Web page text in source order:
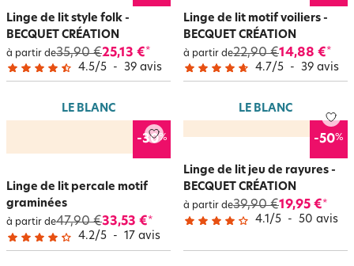
Linge de lit style folk -
BECQUET CRÉATION
à partir de35,90 €25,13 €*
4.5/5 - 39 avis
Linge de lit motif voiliers -
BECQUET CRÉATION
à partir de22,90 €14,88 €*
4.7/5 - 39 avis
LE BLANC
-30%
Linge de lit percale motif
graminées
à partir de47,90 €33,53 €*
4.2/5 - 17 avis
LE BLANC
-50%
Linge de lit jeu de rayures -
BECQUET CRÉATION
à partir de39,90 €19,95 €*
4.1/5 - 50 avis